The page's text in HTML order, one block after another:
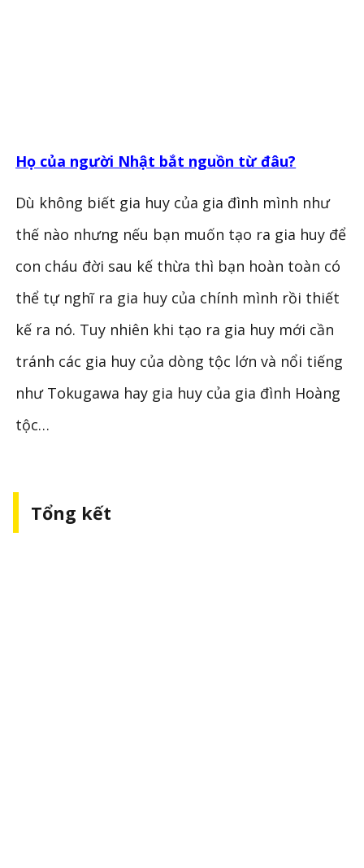
Họ của người Nhật bắt nguồn từ đâu?
Dù không biết gia huy của gia đình mình như
thế nào nhưng nếu bạn muốn tạo ra gia huy để
con cháu đời sau kế thừa thì bạn hoàn toàn có
thể tự nghĩ ra gia huy của chính mình rồi thiết
kế ra nó. Tuy nhiên khi tạo ra gia huy mới cần
tránh các gia huy của dòng tộc lớn và nổi tiếng
như Tokugawa hay gia huy của gia đình Hoàng
tộc…
Tổng kết